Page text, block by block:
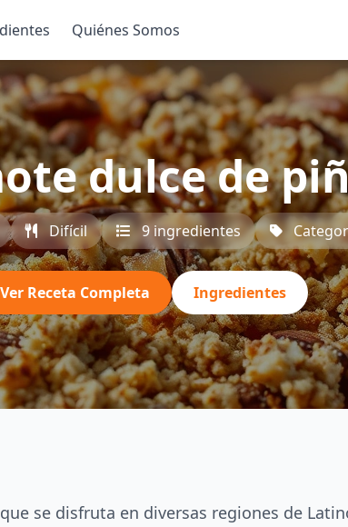
Quiénes Somos
dulce de
Difícil 9 ingredientes
Ver Receta Completa Ingredientes
se disfruta en diversas regiones de